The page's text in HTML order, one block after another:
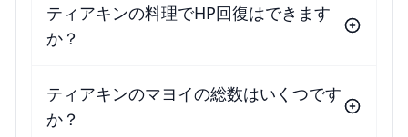
ティアキンの料理でHP回復はできます
か？
ティアキンのマヨイの総数はいくつです
か？